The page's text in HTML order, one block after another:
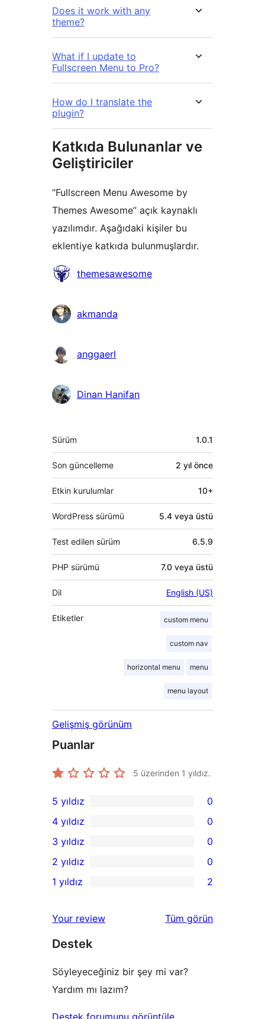
Does it work with any
theme?
What if I update to
Fullscreen Menu to Pro?
How do I translate the
plugin?
Katkıda Bulunanlar ve
Geliştiriciler
“Fullscreen Menu Awesome by
Themes Awesome” açık kaynaklı
yazılımdır. Aşağıdaki kişiler bu
eklentiye katkıda bulunmuşlardır.
Katkıdathemesawesome
akmanda
anggaerl
Dinan Hanifan
Meta
Sürüm 1.0.1
Son güncelleme 2 yıl önce
Etkin kurulumlar 10+
WordPress sürümü 5.4 veya üstü
Test edilen sürüm 6.5.9
PHP sürümü 7.0 veya üstü
Dil English (US)
Etiketler custom menu
custom nav
horizontal menu menu
menu layout
Gelişmiş görünüm
Puanlar
5 üzerinden 1 yıldız.
0
5
yıldızlı
inceleme
5 yıldız 0
4
yıldızlı
inceleme
4 yıldız 0
0
3
yıldızlı
3 yıldız 0
2
inceleme
2 yıldız 0
yıldızlı
inceleme
1 yıldız 2
Your review Tüm değerlendirmeleri
görün
Destek
Söyleyeceğiniz bir şey mi var?
Yardım mı lazım?
Destek forumunu görüntüle